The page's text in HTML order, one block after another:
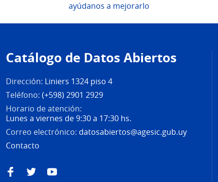
ayúdanos a mejorarlo
de
página
Catálogo de Datos Abiertos
Dirección: Liniers 1324 piso 4
Teléfono: (+598) 2901 2929
Horario de atención:
Lunes a viernes de 9:30 a 17:30 hs.
Correo electrónico: datosabiertos@agesic.gub.uy
Contacto
FacebookTwitterYouTube